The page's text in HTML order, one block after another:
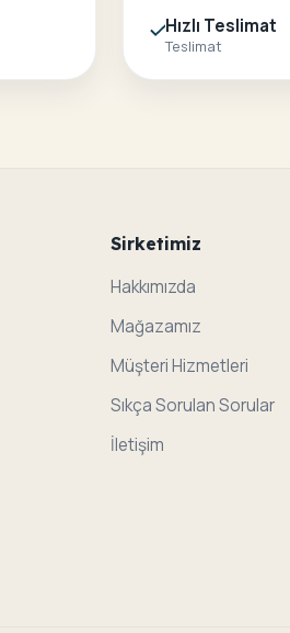
Hızlı Teslimat
Teslimat
Sirketimiz
Hakkımızda
Mağazamız
Müşteri Hizmetleri
Sıkça Sorulan Sorular
İletişim